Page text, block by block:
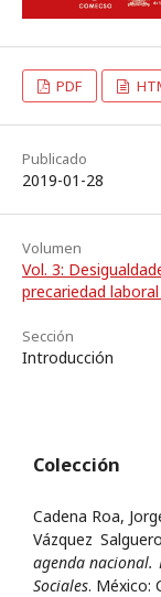
PDF
Publicado
2019-01-28
Volumen
Vol. 3:
precariedad
Sección
Introducción
Colección
Cadena Roa,
Vázquez
agenda nacional.
Sociales. México: